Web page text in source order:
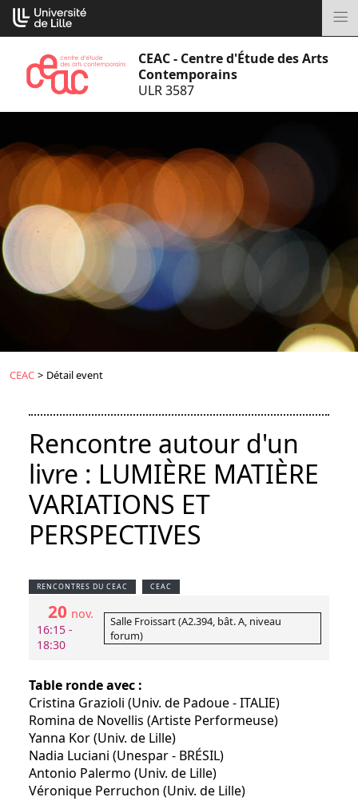
Aller
au
CEAC - Centre d'Étude des Arts
Contemporains
ULR 3587
CEAC > Détail event
Rencontre autour d'un
livre : LUMIÈRE MATIÈRE
VARIATIONS ET
PERSPECTIVES
RENCONTRES DU CEAC CEAC
20 nov.
16:15 -
18:30
Salle Froissart (A2.394, bât. A, niveau
forum)
Table ronde avec :
Cristina Grazioli (Univ. de Padoue - ITALIE)
Romina de Novellis (Artiste Performeuse)
Yanna Kor (Univ. de Lille)
Nadia Luciani (Unespar - BRÉSIL)
Antonio Palermo (Univ. de Lille)
Véronique Perruchon (Univ. de Lille)
Cookies management panel